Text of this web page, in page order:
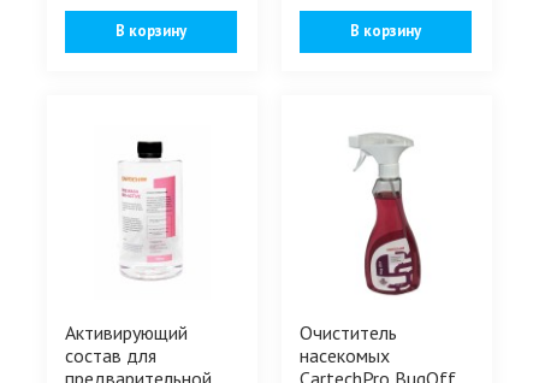
В корзину В корзину
Активирующий
состав для
предварительной
Очиститель
насекомых
CartechPro BugOff